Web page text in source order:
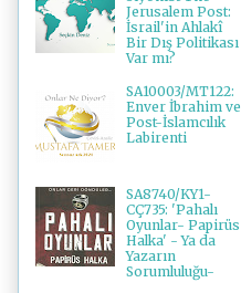
Jerusalem Post:
İsrail'in Ahlakî
Bir Dış Politikası
Var mı?
SA10003/MT122:
Enver İbrahim ve
Post-İslamcılık
Labirenti
SA8740/KY1-
CÇ735: 'Pahalı
Oyunlar- Papirüs
Halka' - Ya da
Yazarın
Sorumluluğu-